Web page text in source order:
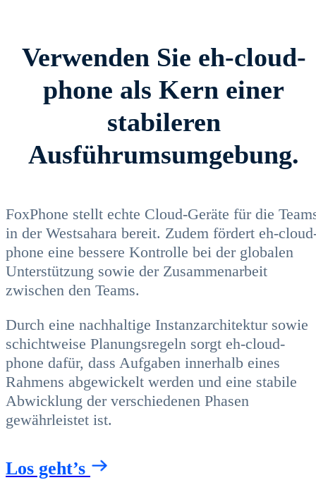
Verwenden Sie eh-cloud-
phone als Kern einer
stabileren
Ausführumsumgebung.
FoxPhone stellt echte Cloud-Geräte für die
in der Westsahara bereit. Zudem fördert eh-
phone eine bessere Kontrolle bei der globalen
Unterstützung sowie der Zusammenarbeit
zwischen den Teams.
Durch eine nachhaltige Instanzarchitektur sowie
schichtweise Planungsregeln sorgt eh-cloud-
phone dafür, dass Aufgaben innerhalb eines
Rahmens abgewickelt werden und eine stabile
Abwicklung der verschiedenen Phasen
gewährleistet ist.
Los geht’s